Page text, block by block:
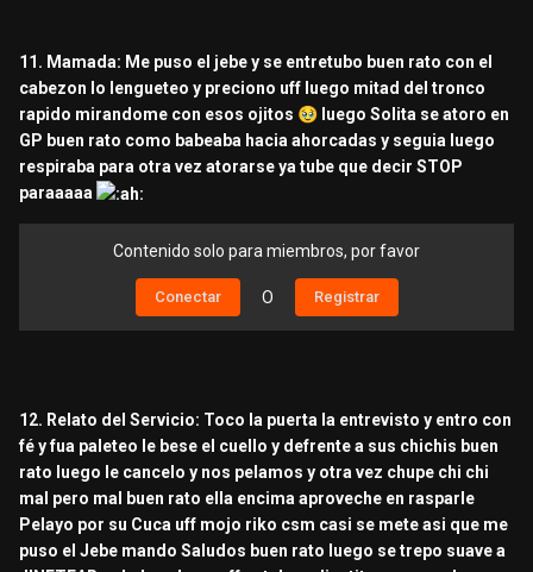
11. Mamada: Me puso el jebe y se entretubo buen rato con el
cabezon lo lengueteo y preciono uff luego mitad del tronco
rapido mirandome con esos ojitos 🥹 luego Solita se atoro en
GP buen rato como babeaba hacia ahorcadas y seguia luego
respiraba para otra vez atorarse ya tube que decir STOP
paraaaaa
Contenido solo para miembros, por favor
Conectar O Registrar
12. Relato del Servicio: Toco la puerta la entrevisto y entro con
fé y fua paleteo le bese el cuello y defrente a sus chichis buen
rato luego le cancelo y nos pelamos y otra vez chupe chi chi
mal pero mal buen rato ella encima aproveche en rasparle
Pelayo por su Cuca uff mojo riko csm casi se mete asi que me
puso el Jebe mando Saludos buen rato luego se trepo suave a